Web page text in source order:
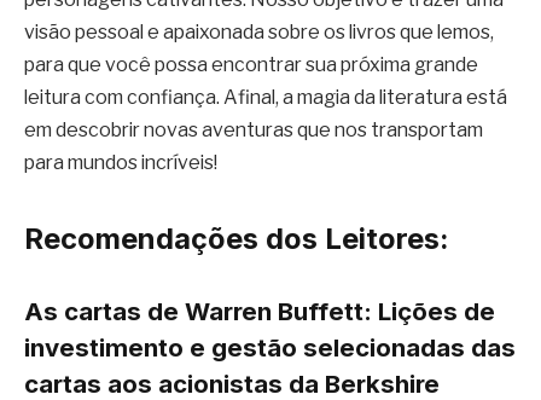
visão pessoal e apaixonada sobre os livros que lemos,
para que você possa encontrar sua próxima grande
leitura com confiança. Afinal, a magia da literatura está
em descobrir novas aventuras que nos transportam
para mundos incríveis!
Recomendações dos Leitores:
As cartas de Warren Buffett: Lições de
investimento e gestão selecionadas das
cartas aos acionistas da Berkshire